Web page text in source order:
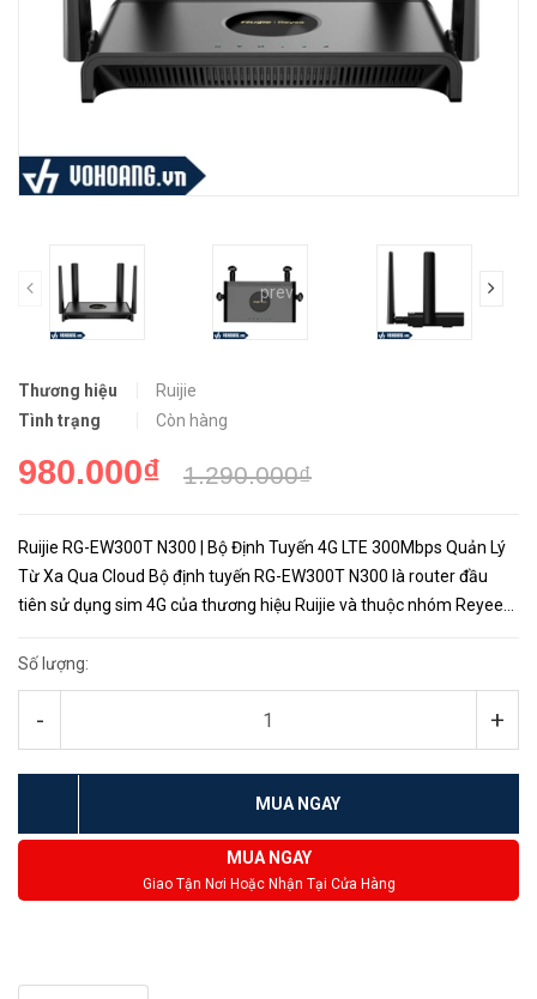
prev
Thương hiệu
Ruijie
Tình trạng
Còn hàng
980.000₫ 1.290.000₫
Ruijie RG-EW300T N300 | Bộ Định Tuyến 4G LTE 300Mbps Quản Lý
Từ Xa Qua Cloud Bộ định tuyến RG-EW300T N300 là router đầu
tiên sử dụng sim 4G của thương hiệu Ruijie và thuộc nhóm Reyee
Số lượng:
- +
MUA NGAY
MUA NGAY
Giao Tận Nơi Hoặc Nhận Tại Cửa Hàng